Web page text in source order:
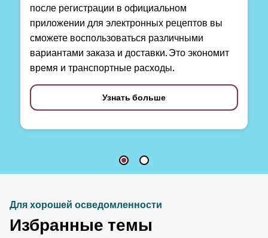
после регистрации в официальном
приложении для электронных рецептов вы
сможете воспользоваться различными
вариантами заказа и доставки. Это экономит
время и транспортные расходы.
Узнать больше
Для хорошей осведомленности
Избранные темы